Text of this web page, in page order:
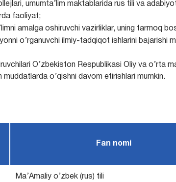
umumta’lim maktablarida rus tili va
faoliyat;
amalga oshiruvchi vazirliklar, uning tarmoq
o’rganuvchi ilmiy-tadqiqot ishlarini bajarishi
O’zbekiston Respublikasi Oliy va o’rta
o’qishni davom etirishlari mumkin.
Fan nomi
Ma’Amaliy o’zbek (rus) tili